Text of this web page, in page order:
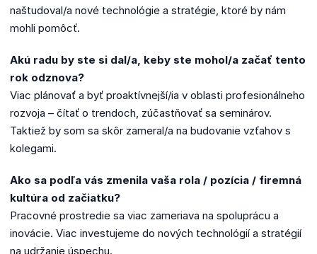
naštudoval/a nové technológie a stratégie, ktoré by nám
mohli pomôcť.
Akú radu by ste si dal/a, keby ste mohol/a začať tento
rok odznova?
Viac plánovať a byť proaktívnejší/ia v oblasti profesionálneho
rozvoja – čítať o trendoch, zúčastňovať sa seminárov.
Taktiež by som sa skôr zameral/a na budovanie vzťahov s
kolegami.
Ako sa podľa vás zmenila vaša rola / pozícia / firemná
kultúra od začiatku?
Pracovné prostredie sa viac zameriava na spoluprácu a
inovácie. Viac investujeme do nových technológií a stratégií
na udržanie úspechu.